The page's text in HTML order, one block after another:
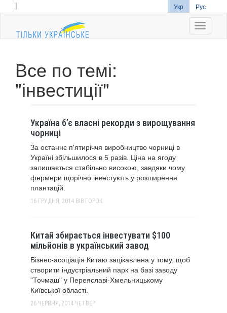
| Укр Рус
Все по темі:
"інвестиції"
Україна б’є власні рекорди з вирощування
чорниці
За останнє п'ятиріччя виробництво чорниці в
Україні збільшилося в 5 разів. Ціна на ягоду
залишається стабільно високою, завдяки чому
фермери щорічно інвестують у розширення
плантацій.
16 ГРУДНЯ, 2014 ВІВТОРОК
Китай збирається інвестувати $100
мільйонів в український завод
Бізнес-асоціація Китаю зацікавлена у тому, щоб
створити індустріальний парк на базі заводу
"Точмаш" у Переяславі-Хмельницькому
Київської області.
26 ЧЕРВНЯ, 2014 ЧЕТВЕР